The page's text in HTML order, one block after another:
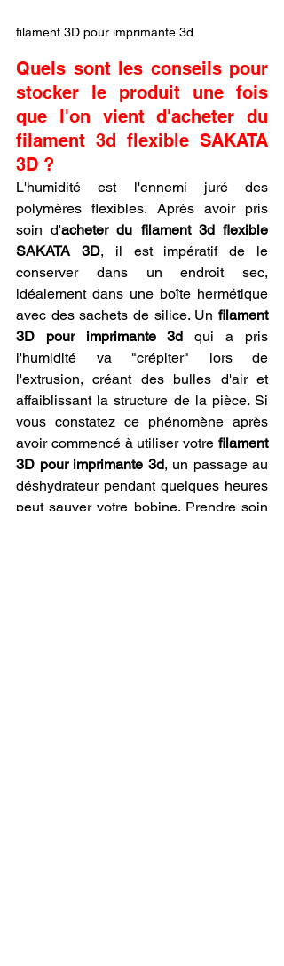
filament 3D pour imprimante 3d
Quels sont les conseils pour
stocker le produit une fois
que l'on vient d'acheter du
filament 3d flexible SAKATA
3D ?
L'humidité est l'ennemi juré des
polymères flexibles. Après avoir pris
soin d'acheter du filament 3d flexible
SAKATA 3D, il est impératif de le
conserver dans un endroit sec,
idéalement dans une boîte hermétique
avec des sachets de silice. Un filament
3D pour imprimante 3d qui a pris
l'humidité va "crépiter" lors de
l'extrusion, créant des bulles d'air et
affaiblissant la structure de la pièce. Si
vous constatez ce phénomène après
avoir commencé à utiliser votre filament
3D pour imprimante 3d, un passage au
déshydrateur pendant quelques heures
peut sauver votre bobine. Prendre soin